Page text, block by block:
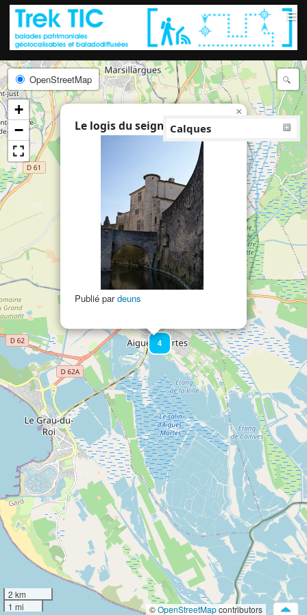
≡
4
Le logis du seigneur
Publié pardeuns
×
OpenStreetMap
+
−
Calques
2 km
1 mi
©OpenStreetMapcontributors